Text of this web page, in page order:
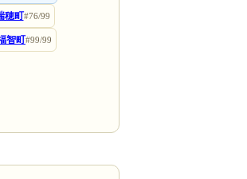
穂町#76/99
智町#99/99